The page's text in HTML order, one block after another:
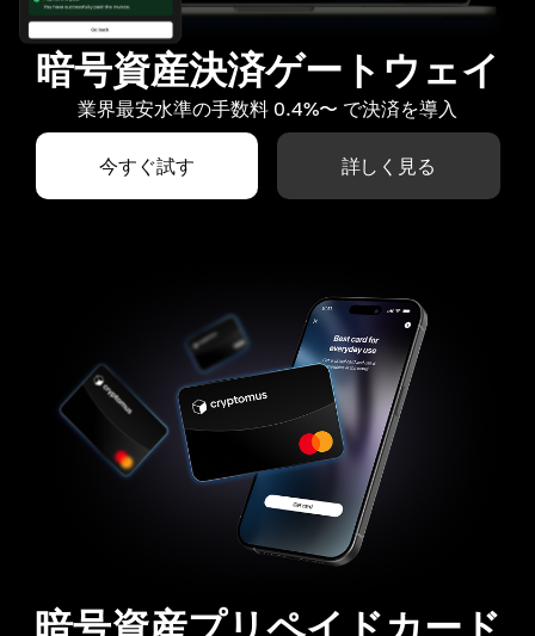
暗号資産決済ゲートウェイ
業界最安水準の手数料 0.4%〜 で決済を導入
今すぐ試す 詳しく見る
暗号資産プリペイドカード